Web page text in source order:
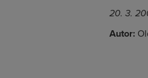
20. 3.
Autor: